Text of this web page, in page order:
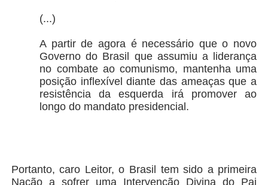
(...)
A partir de agora é necessário que o novo
Governo do Brasil que assumiu a liderança
no combate ao comunismo, mantenha uma
posição inflexível diante das ameaças que a
resistência da esquerda irá promover ao
longo do mandato presidencial.
Portanto, caro Leitor, o Brasil tem sido a primeira
Nação a sofrer uma Intervenção Divina do Pai